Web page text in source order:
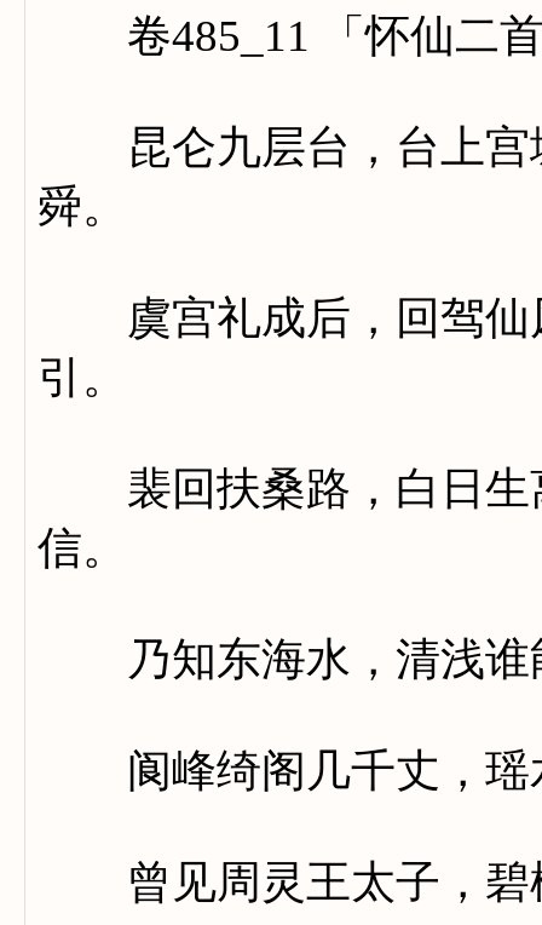
卷485_11 「怀仙二
昆仑九层台，台上宫
舜。
虞宫礼成后，回驾仙
引。
裴回扶桑路，白日生
信。
乃知东海水，清浅谁
阆峰绮阁几千丈，瑶
曾见周灵王太子，碧